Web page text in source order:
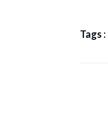
Tags :